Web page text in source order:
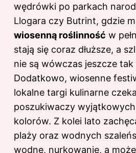
wędrówki po parkach
Llogara czy Butrint, gdzie
wiosenną roślinność w
stają się coraz dłuższe, a
nie są wówczas jeszcze tak
Dodatkowo, wiosenne
lokalne targi kulinarne
poszukiwaczy
kolorów. Z kolei lato
plaży oraz wodnych
wodne, nurkowanie, a